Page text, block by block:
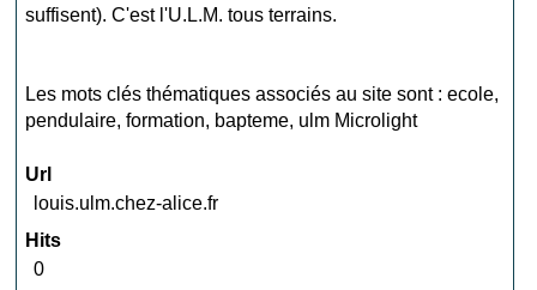
suffisent). C'est l'U.L.M. tous terrains.
Les mots clés thématiques associés au site sont :ecole,
pendulaire,formation, bapteme, ulm Microlight
Url
louis.ulm.chez-alice.fr
Hits
0